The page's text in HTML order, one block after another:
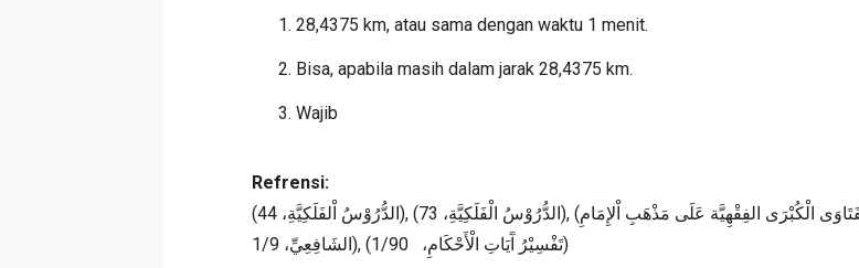
28,4375 km, atau sama dengan waktu 1 menit.
Bisa, apabila masih dalam jarak 28,4375 km.
Wajib
Refrensi:
(الدُّرُوْسُ اْلفَلَكِيَّةِ، 44), (الدُّرُوْسُ الْفَلَكِيَّةِ، 73), (الفَتَاوَى الْكُبْرَى الفِقْهِيَّة عَلَى مَذْهَبِ اْلإِمَامِ
الشَافِعِيِّ، 1/9), (تَفْسِيْرُ آَيَاتِ الْأَحْكَامِ، 1/90)